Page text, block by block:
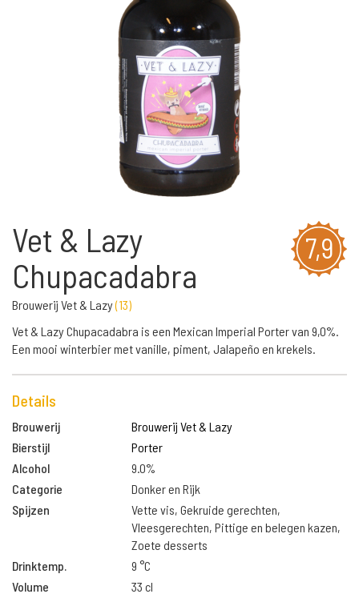
7,9
Vet & Lazy
Chupacadabra
Brouwerij Vet & Lazy(13)
Vet & Lazy Chupacadabra is een Mexican Imperial Porter van 9,0%.
Een mooi winterbier met vanille, piment, Jalapeño en krekels.
Details
Brouwerij
Brouwerij Vet & Lazy
Bierstijl
Porter
Alcohol
9.0%
Categorie
Donker en Rijk
Spijzen
Vette vis, Gekruide gerechten,
Vleesgerechten, Pittige en belegen kazen,
Zoete desserts
Drinktemp.
9 °C
Volume
33 cl